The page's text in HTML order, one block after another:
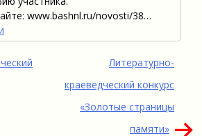
www.bashnl.ru/novosti/38…
Литературно-
краеведческий конкурс
«Золотые страницы
памяти»